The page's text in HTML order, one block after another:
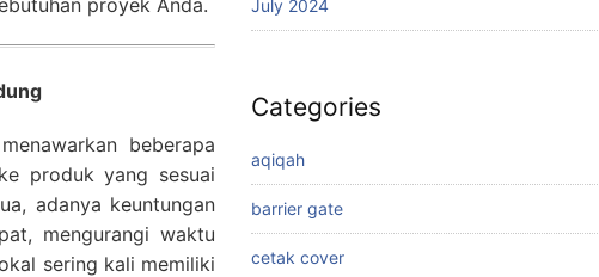
beberapa
produk yang sesuai
adanya keuntungan
mengurangi waktu
sering kali memiliki
July 2024
Categories
aqiqah
barrier gate
cetak cover